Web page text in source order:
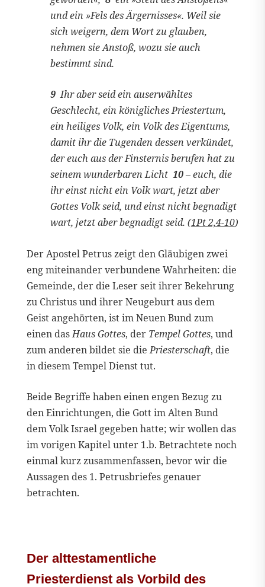
und ein »Fels des Ärgernisses«. Weil sie
sich weigern, dem Wort zu glauben,
nehmen sie Anstoß, wozu sie auch
bestimmt sind.
9Ihr aber seid ein auserwähltes
Geschlecht, ein königliches Priestertum,
ein heiliges Volk, ein Volk des Eigentums,
damit ihr die Tugenden dessen verkündet,
der euch aus der Finsternis berufen hat zu
seinem wunderbaren Licht 10– euch, die
ihr einst nicht ein Volk wart, jetzt aber
Gottes Volk seid, und einst nicht begnadigt
wart, jetzt aber begnadigt seid. (1Pt 2,4-10)
Der Apostel Petrus zeigt den Gläubigen zwei
eng miteinander verbundene Wahrheiten: die
Gemeinde, der die Leser seit ihrer Bekehrung
zu Christus und ihrer Neugeburt aus dem
Geist angehörten, ist im Neuen Bund zum
einen dasHaus Gottes, der Tempel Gottes, und
zum anderen bildet sie diePriesterschaft, die
in diesem Tempel Dienst tut.
Beide Begriffe haben einen engen Bezug zu
den Einrichtungen, die Gott im Alten Bund
dem Volk Israel gegeben hatte; wir wollen das
im vorigen Kapitel unter 1.b. Betrachtete noch
einmal kurz zusammenfassen, bevor wir die
Aussagen des 1. Petrusbriefes genauer
betrachten.
Der alttestamentliche
Priesterdienst als Vorbild des